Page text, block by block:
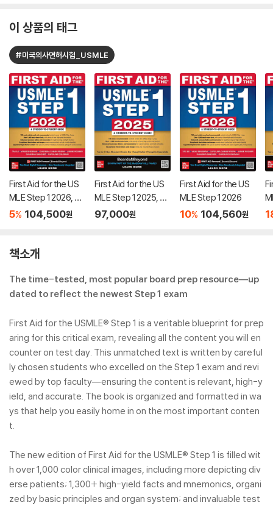
이 상품의 태그
#미국의사면허시험_USMLE
First Aid for the US
MLE Step 1 2026, 3
6/E (IE)
5% 104,500원
First Aid for the US
MLE Step 1 2025, 3
5/E
97,000원
First Aid for the US
MLE Step 1 2026
10% 104,560원
책소개
The time-tested, most popular board prep resource―up
dated to reflect the newest Step 1 exam
First Aid for the USMLE® Step 1 is a veritable blueprint for prep
aring for this critical exam, revealing all the content you will en
counter on test day. This unmatched text is written by careful
ly chosen students who excelled on the Step 1 exam and revi
ewed by top faculty―ensuring the content is relevant, high-y
ield, and accurate. The book is organized and formatted in wa
ys that help you easily home in on the most important conten
t.
The new edition of First Aid for the USMLE® Step 1 is filled wit
h over 1,000 color clinical images, including more depicting div
erse patients; 1,300+ high-yield facts and mnemonics, organi
zed by basic principles and organ system; and invaluable test